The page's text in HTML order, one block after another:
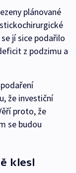
plánované
jí sice podařilo
z podzimu a
že investiční
proto, že
se budou
klesl